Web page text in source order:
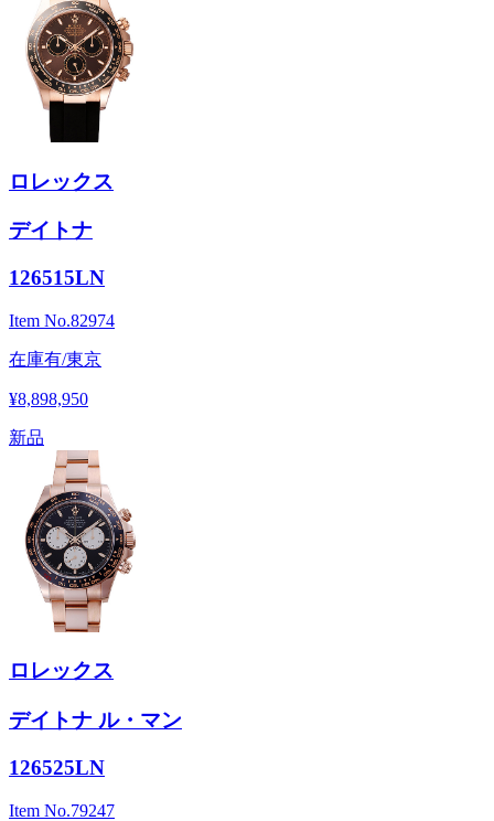
ロレックス
デイトナ
126515LN
Item No.82974
在庫有/東京
¥8,898,950
新品
ロレックス
デイトナ ル・マン
126525LN
Item No.79247